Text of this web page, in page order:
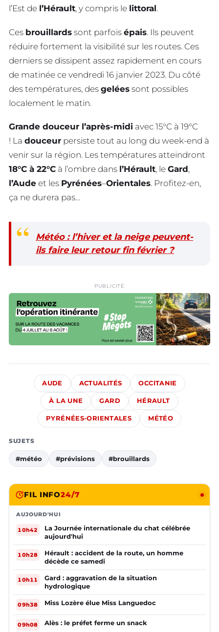
l’Est de l’Hérault, y compris le littoral.
Ces brouillards sont parfois épais. Ils peuvent
réduire fortement la visibilité sur les routes. Ces
derniers se dissipent assez rapidement en cours
de matinée ce vendredi 16 janvier 2023. Du côté
des températures, des gelées sont possibles
localement le matin.
Grande douceur l’après-midi avec 15°C à 19°C
! La douceur persiste tout au long du week-end à
venir sur la région. Les températures atteindront
18°C à 22°C à l’ombre dans l’Hérault, le Gard,
l’Aude et les Pyrénées–Orientales. Profitez-en,
ça ne durera pas…
Météo : l’hiver et la neige peuvent-
ils faire leur retour fin février ?
PUBLICITÉ
AUDE ACTUALITÉS OCCITANIE
À LA UNE GARD HÉRAULT
PYRÉNÉES-ORIENTALES MÉTÉO
SUJETS
#météo #prévisions #brouillards
FIL INFO24/7
AUJOURD'HUI
10h42
La Journée internationale du chat célébrée
aujourd'hui
10h28
Hérault : accident de la route, un homme
décède ce samedi
10h11
Gard : aggravation de la situation
hydrologique
09h38 Miss Lozère élue Miss Languedoc
09h08 Alès : le préfet ferme un snack